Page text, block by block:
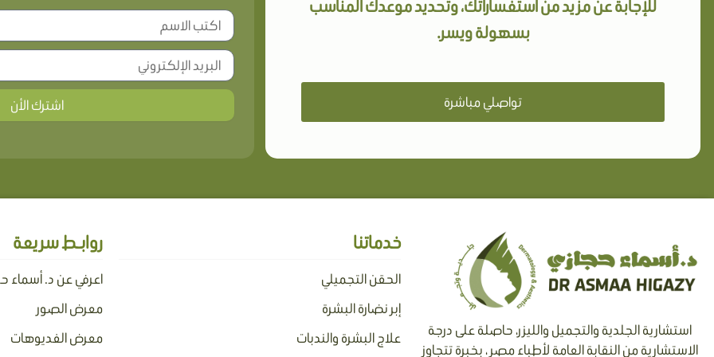
للإجابة عن مزيد من استفساراتك، وتحديد موعدك المناسب
بسهولة ويسر.
تواصلي مباشرة اشترك الأن
استشارية الجلدية والتجميل والليزر، حاصلة على درجة
الاستشارية من النقابة العامة لأطباء مصر ، بخبرة تتجاوز
خدماتنا
الحقن التجميلي
إبر نضارة البشرة
علاج البشرة والندبات
روابـط سريعة
اعرفي عن د. أسماء
معرض الصور
معرض الفديوهات